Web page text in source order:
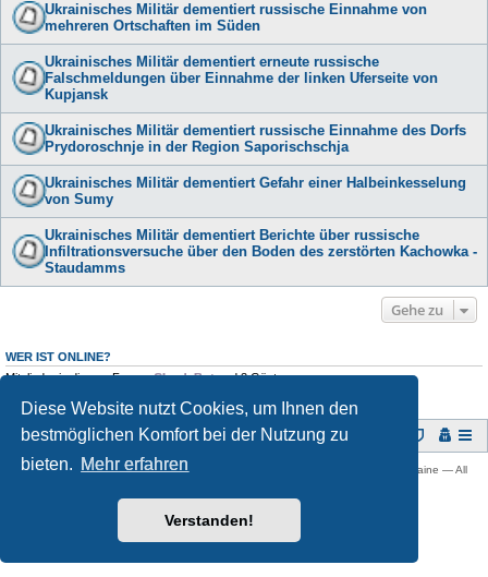
Diese Website nutzt Cookies, um Ihnen den
bestmöglichen Komfort bei der Nutzung zu
bieten.
Mehr erfahren
Verstanden!
Ukrainisches Militär dementiert russische Einnahme von
mehreren Ortschaften im Süden
Ukrainisches Militär dementiert erneute russische
Falschmeldungen über Einnahme der linken Uferseite von
Kupjansk
Ukrainisches Militär dementiert russische Einnahme des Dorfs
Prydoroschnje in der Region Saporischschja
Ukrainisches Militär dementiert Gefahr einer Halbeinkesselung
von Sumy
Ukrainisches Militär dementiert Berichte über russische
Infiltrationsversuche über den Boden des zerstörten Kachowka -
Staudamms
Gehe zu
WER IST ONLINE?
Mitglieder in diesem Forum:ClaudeBotund 3 Gäste
Foren-Übersicht
Copyright © 2009 -2026 Ukraine-Forum: Infos, Tipps und Diskussionen zur Ukraine — All
Deutsche Übersetzung durch